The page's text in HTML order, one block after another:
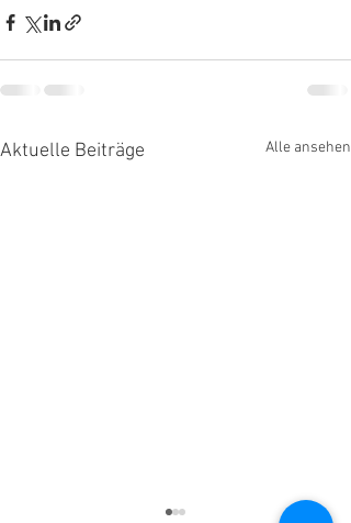
Aktuelle Beiträge Alle ansehen